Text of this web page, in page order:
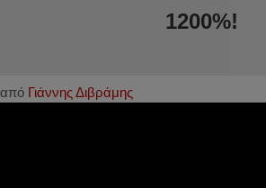
1200%!
από Γιάννης Διβράμης